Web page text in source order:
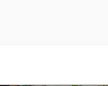
trên đầu.